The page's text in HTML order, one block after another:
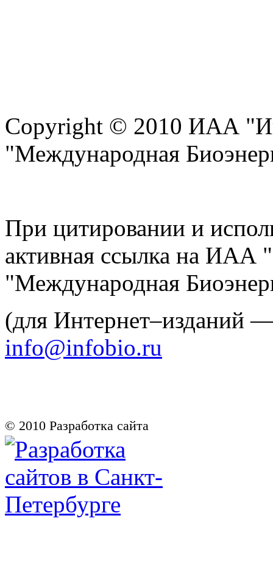
Copyright © 2010 ИАА
"Международная
При цитировании и
активная ссылка на
"Международная
(для Интернет–изданий
info@infobio.ru
© 2010 Разработка сайта